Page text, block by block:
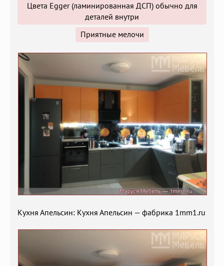
Цвета Egger (ламинированная ДСП) обычно для
деталей внутри
Приятные мелочи
Кухня Апельсин: Кухня Апельсин — фабрика 1mm1.ru